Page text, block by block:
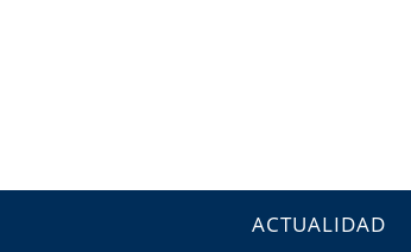
ACTUALIDAD